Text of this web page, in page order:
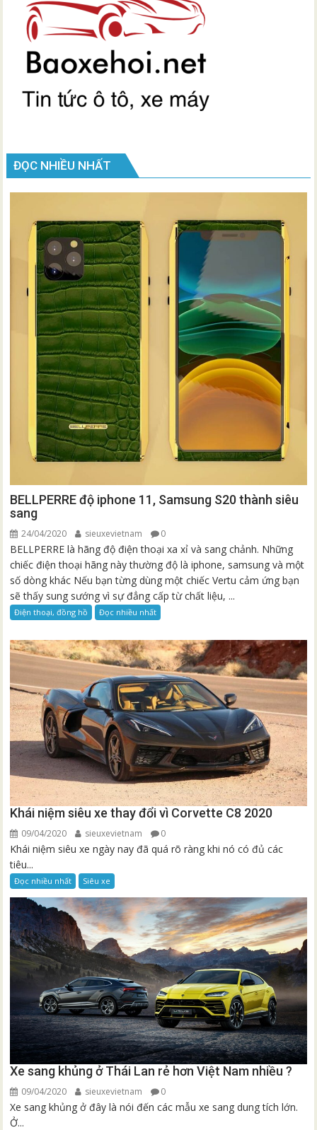
ĐỌC NHIỀU NHẤT
BELLPERRE độ iphone 11, Samsung S20 thành siêu
sang
24/04/2020 sieuxevietnam 0
BELLPERRE là hãng độ điện thoại xa xỉ và sang chảnh. Những
chiếc điện thoại hãng này thường độ là iphone, samsung và một
số dòng khác Nếu bạn từng dùng một chiếc Vertu cảm ứng bạn
sẽ thấy sung sướng vì sự đẳng cấp từ chất liệu, ...
Điện thoại, đồng hồ Đọc nhiều nhất
Khái niệm siêu xe thay đổi vì Corvette C8 2020
09/04/2020 sieuxevietnam 0
Khái niệm siêu xe ngày nay đã quá rõ ràng khi nó có đủ các
tiêu...
Đọc nhiều nhất Siêu xe
Xe sang khủng ở Thái Lan rẻ hơn Việt Nam nhiều ?
09/04/2020 sieuxevietnam 0
Xe sang khủng ở đây là nói đến các mẫu xe sang dung tích lớn.
Ở...